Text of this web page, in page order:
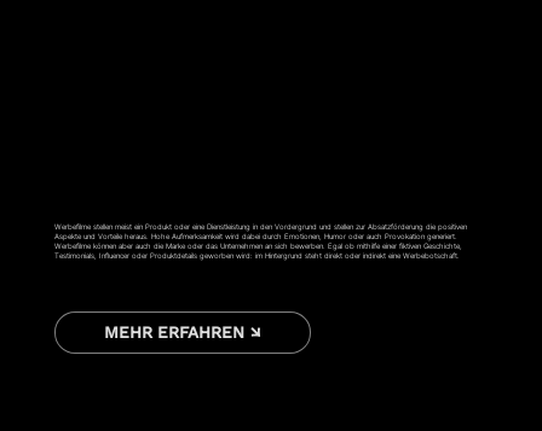
Werbefilme stellen meist ein Produkt oder eine Dienstleistung in den Vordergrund und stellen zur Absatzförderung die positiven
Aspekte und Vorteile heraus. Hohe Aufmerksamkeit wird dabei durch Emotionen, Humor oder auch Provokation generiert.
Werbefilme können aber auch die Marke oder das Unternehmen an sich bewerben. Egal ob mithilfe einer fiktiven Geschichte,
Testimonials, Influencer oder Produktdetails geworben wird: im Hintergrund steht direkt oder indirekt eine Werbebotschaft.
MEHR ERFAHREN ↘